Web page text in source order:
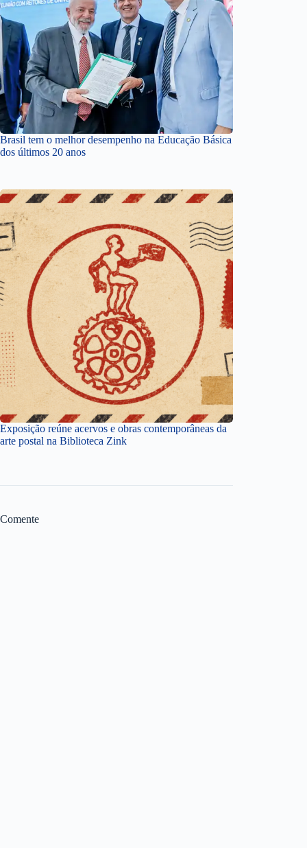
Brasil tem o melhor desempenho na Educação Básica
dos últimos 20 anos
Exposição reúne acervos e obras contemporâneas da
arte postal na Biblioteca Zink
Comente